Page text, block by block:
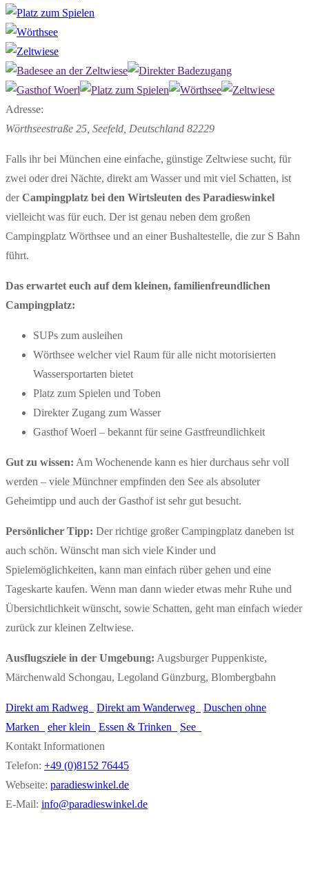
Adresse:
Wörthseestraße 25 , Seefeld, Deutschland 82229
Falls ihr bei München eine einfache, günstige Zeltwiese sucht, für
zwei oder drei Nächte, direkt am Wasser und mit viel Schatten, ist
derCampingplatz bei den Wirtsleuten des Paradieswinkel
vielleicht was für euch. Der ist genau neben dem großen
Campingplatz Wörthsee und an einer Bushaltestelle, die zur S Bahn
führt.
Das erwartet euch auf dem kleinen, familienfreundlichen
Campingplatz:
SUPs zum ausleihen
Wörthsee welcher viel Raum für alle nicht motorisierten
Wassersportarten bietet
Platz zum Spielen und Toben
Direkter Zugang zum Wasser
Gasthof Woerl – bekannt für seine Gastfreundlichkeit
Gut zu wissen: Am Wochenende kann es hier durchaus sehr voll
werden – viele Münchner empfinden den See als absoluter
Geheimtipp und auch der Gasthof ist sehr gut besucht.
Persönlicher Tipp: Der richtige großer Campingplatz daneben ist
auch schön. Wünscht man sich viele Kinder und
Spielemöglichkeiten, kann man einfach rüber gehen und eine
Tageskarte kaufen. Wenn man dann wieder etwas mehr Ruhe und
Übersichtlichkeit wünscht, sowie Schatten, geht man einfach wieder
zurück zur kleinen Zeltwiese.
Ausflugsziele in der Umgebung: Augsburger Puppenkiste,
Märchenwald Schongau, Legoland Günzburg, Blombergbahn
Direkt am Radweg Direkt am Wanderweg
Duschen ohne
Marken
eher klein Essen & Trinken
See
Kontakt Informationen
Telefon: +49 (0)8152 76445
Webseite: paradieswinkel.de
E-Mail: info@paradieswinkel.de